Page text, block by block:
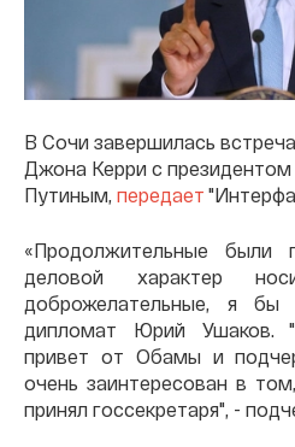
В Сочи завершилась
Джона Керри с
Путиным, передает
«Продолжительные были
деловой характер
доброжелательные, я бы
дипломат Юрий Ушаков.
привет от Обамы и
очень заинтересован в
принял госсекретаря", -